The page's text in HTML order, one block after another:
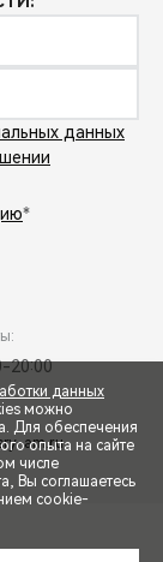
данных
*
20:00
am.ru
данных
можно
Для обеспечения
опыта на сайте
числе
Вы соглашаетесь
cookie-